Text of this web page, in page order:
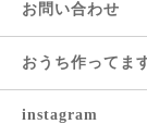
お問い合わせ
おうち作って
instagram